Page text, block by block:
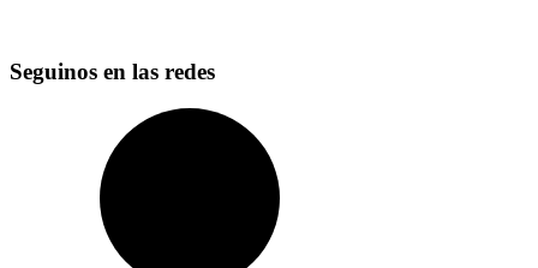
Seguinos en las redes